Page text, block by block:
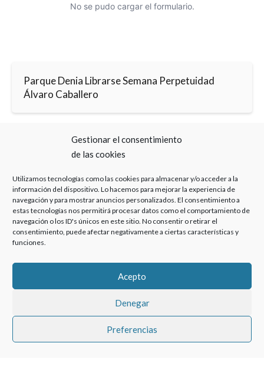
Gestionar el consentimiento
de las cookies
Utilizamos tecnologías como las cookies para almacenar y/o acceder a la
información del dispositivo. Lo hacemos para mejorar la experiencia de
navegación y para mostrar anuncios personalizados. El consentimiento a
estas tecnologías nos permitirá procesar datos como el comportamiento de
navegación o los ID's únicos en este sitio. No consentir o retirar el
consentimiento, puede afectar negativamente a ciertas características y
funciones.
Acepto
Denegar
Preferencias
No se pudo cargar el formulario.
Parque Denia Librarse Semana Perpetuidad
Álvaro Caballero
Parque Denia Librarse Semana Perpetuidad
Bufete Experto
permitir este contenido